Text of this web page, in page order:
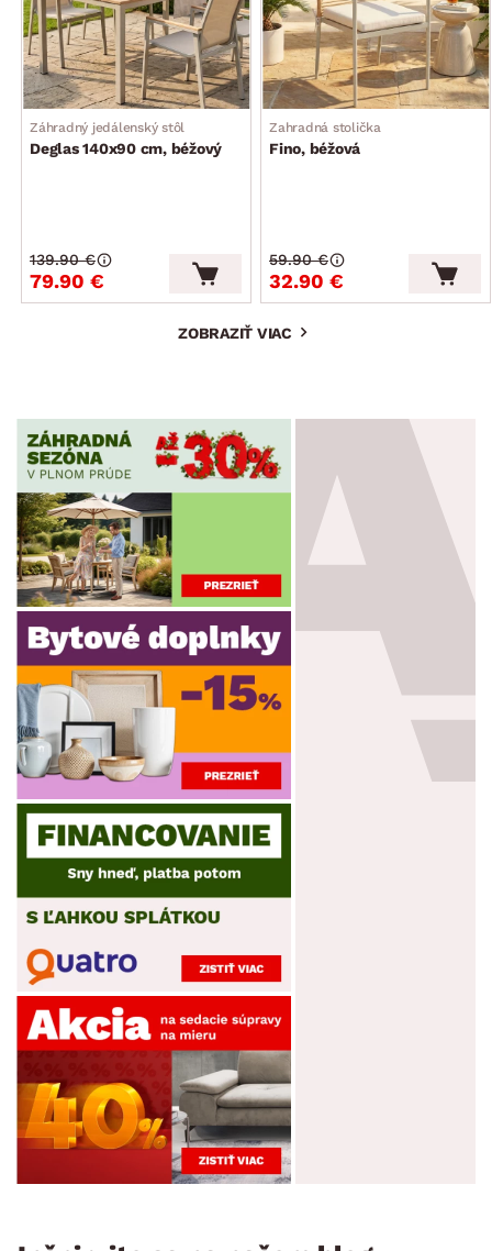
Záhradný jedálenský stôl
Deglas 140x90 cm, béžový
79.90 €
139.90 €
Zahradná stolička
Fino, béžová
32.90 €
59.90 €
ZOBRAZIŤ VIAC